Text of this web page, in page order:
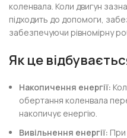
коленвала. Коли двигун
підходить до допомоги,
забезпечуючи рівномірну
Як це
Накопичення енергії:
обертання коленвала
накопичує енергію.
Вивільнення енергії: При